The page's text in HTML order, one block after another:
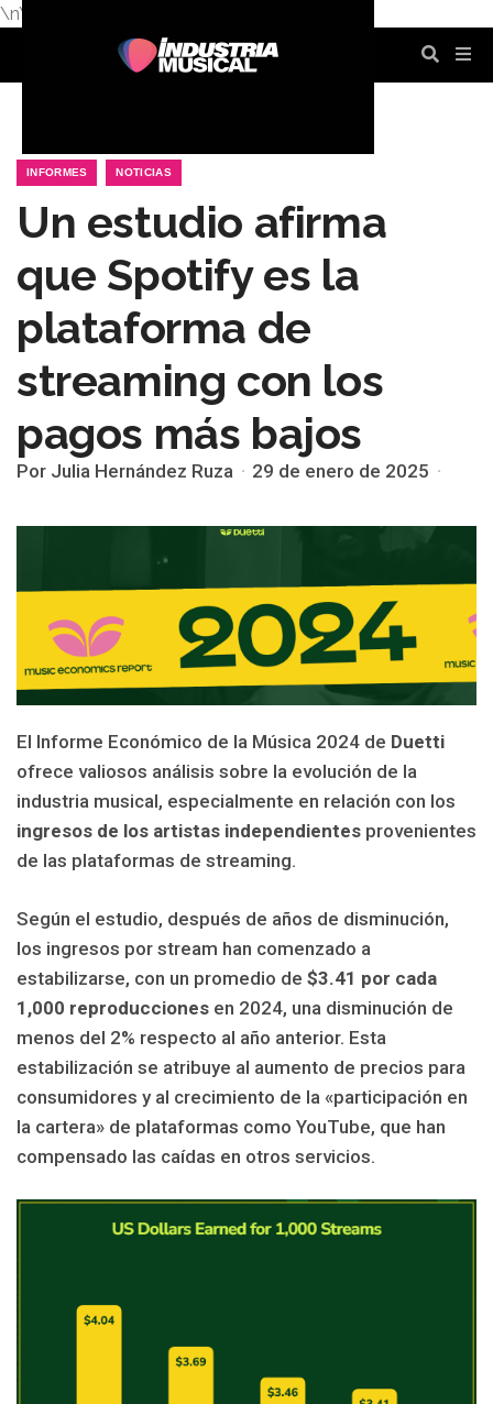
\n\n
INFORMES NOTICIAS
Un estudio afirma
que Spotify es la
plataforma de
streaming con los
pagos más bajos
Por Julia Hernández Ruza 29 de enero de 2025
El Informe Económico de la Música 2024 de Duetti
ofrece valiosos análisis sobre la evolución de la
industria musical, especialmente en relación con los
ingresos de los artistas independientes provenientes
de las plataformas de streaming.
Según el estudio, después de años de disminución,
los ingresos por stream han comenzado a
estabilizarse, con un promedio de $3.41 por cada
1,000 reproducciones en 2024, una disminución de
menos del 2% respecto al año anterior. Esta
estabilización se atribuye al aumento de precios para
consumidores y al crecimiento de la «participación en
la cartera» de plataformas como YouTube, que han
compensado las caídas en otros servicios.